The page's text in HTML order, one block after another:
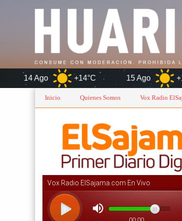
+14°C 15 Ago +15°C
Inicio Quienes Somos Vox Radio